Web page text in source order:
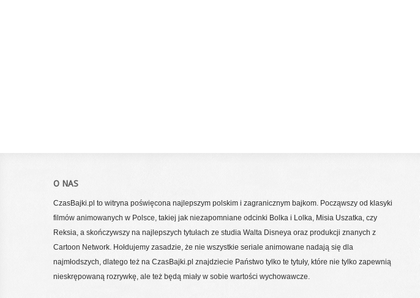
O NAS
CzasBajki.pl to witryna poświęcona najlepszym polskim i zagranicznym bajkom. Począwszy od klasyki
filmów animowanych w Polsce, takiej jak niezapomniane odcinki Bolka i Lolka, Misia Uszatka, czy
Reksia, a skończywszy na najlepszych tytułach ze studia Walta Disneya oraz produkcji znanych z
Cartoon Network. Hołdujemy zasadzie, że nie wszystkie seriale animowane nadają się dla
najmłodszych, dlatego też na CzasBajki.pl znajdziecie Państwo tylko te tytuły, które nie tylko zapewnią
nieskrępowaną rozrywkę, ale też będą miały w sobie wartości wychowawcze.